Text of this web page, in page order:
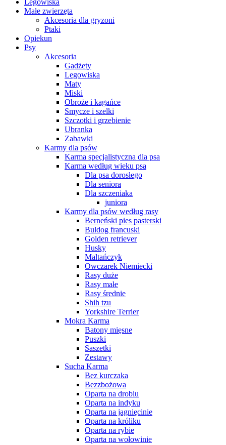
Legowiska
Małe zwierzęta
Akcesoria dla gryzoni
Ptaki
Opiekun
Psy
Akcesoria
Gadżety
Legowiska
Maty
Miski
Obroże i kagańce
Smycze i szelki
Szczotki i grzebienie
Ubranka
Zabawki
Karmy dla psów
Karma specjalistyczna dla psa
Karma według wieku psa
Dla psa dorosłego
Dla seniora
Dla szczeniaka
juniora
Karmy dla psów według rasy
Berneński pies pasterski
Buldog francuski
Golden retriever
Husky
Maltańczyk
Owczarek Niemiecki
Rasy duże
Rasy małe
Rasy średnie
Shih tzu
Yorkshire Terrier
Mokra Karma
Batony mięsne
Puszki
Saszetki
Zestawy
Sucha Karma
Bez kurczaka
Bezzbożowa
Oparta na drobiu
Oparta na indyku
Oparta na jagnięcinie
Oparta na króliku
Oparta na rybie
Oparta na wołowinie